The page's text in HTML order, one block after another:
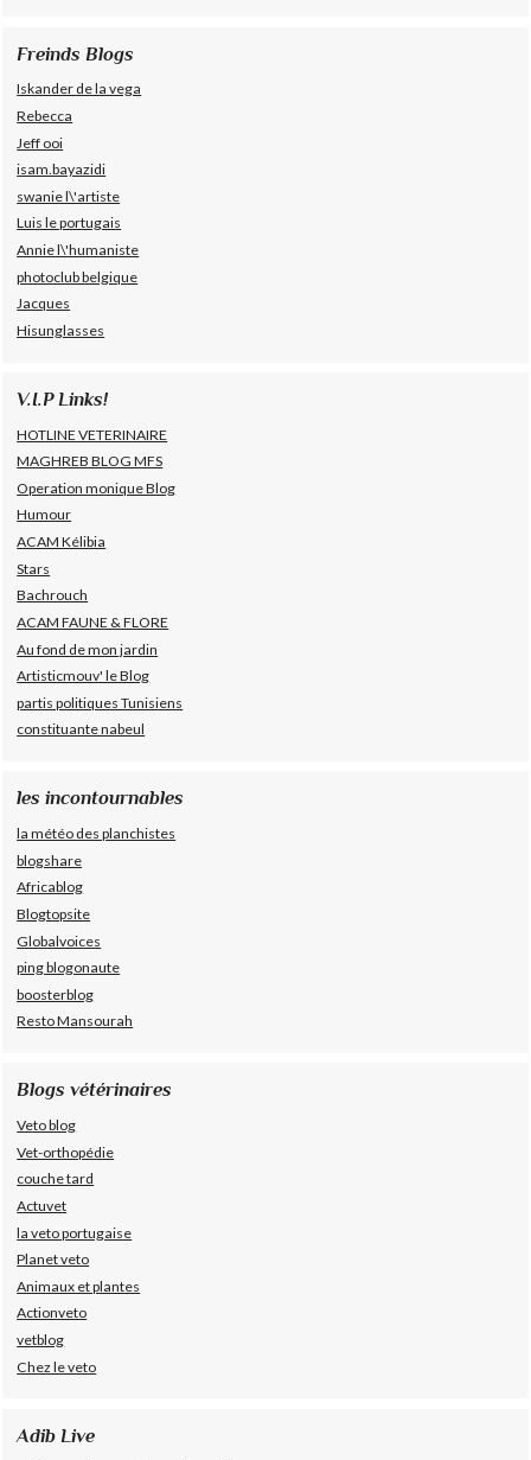
Freinds Blogs
Iskander de la vega
Rebecca
Jeff ooi
isam.bayazidi
swanie l\'artiste
Luis le portugais
Annie l\'humaniste
photoclub belgique
Jacques
Hisunglasses
V.I.P Links!
HOTLINE VETERINAIRE
MAGHREB BLOG MFS
Operation monique Blog
Humour
ACAM Kélibia
Stars
Bachrouch
ACAM FAUNE & FLORE
Au fond de mon jardin
Artisticmouv' le Blog
partis politiques Tunisiens
constituante nabeul
les incontournables
la météo des planchistes
blogshare
Africablog
Blogtopsite
Globalvoices
ping blogonaute
boosterblog
Resto Mansourah
Blogs vétérinaires
Veto blog
Vet-orthopédie
couche tard
Actuvet
la veto portugaise
Planet veto
Animaux et plantes
Actionveto
vetblog
Chez le veto
Adib Live